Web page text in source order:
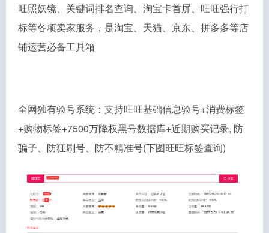
旺照妖镜、关键词排名查询、淘宝卡首屏、旺旺强行打
标等各项卖家服务，是淘宝、天猫、京东、拼多多等店
铺运营必备工具箱
全网独有验号系统：支持旺旺基础信息验号+消费标签
+购物标签+7500万降权黑号数据库+近期购买记录, 防
骗子、防狂刷号、防不精准号(下图旺旺标签查询)